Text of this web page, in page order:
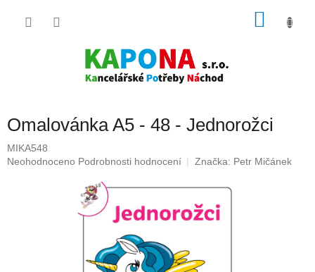
Omalovánka A5 - 48 - Jednorožci
MIKA548
Průměrné
Neohodnoceno Podrobnosti hodnocení Značka: Petr Mičánek